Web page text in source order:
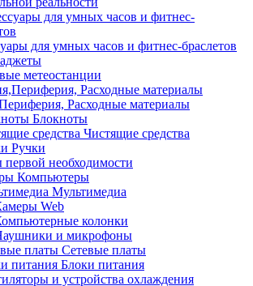
для умных часов и фитнес-браслетов
метеостанции
Расходные материалы
Блокноты
Чистящие средства
Ручки
первой необходимости
Компьютеры
Мультимедиа
Web
колонки
и микрофоны
Сетевые платы
Блоки питания